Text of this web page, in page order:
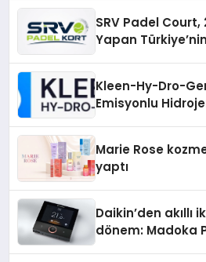
SRV Padel
Yapan
Kleen-Hy-Dro-
Emisyonlu
Marie Rose
yaptı
Daikin’den
dönem: Madoka